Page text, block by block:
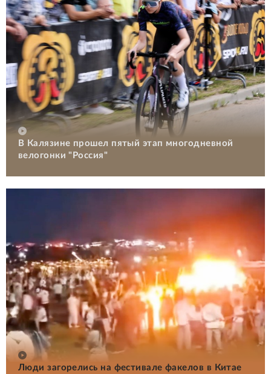
В Калязине прошел пятый этап многодневной
велогонки "Россия"
Люди загорелись на фестивале факелов в Китае